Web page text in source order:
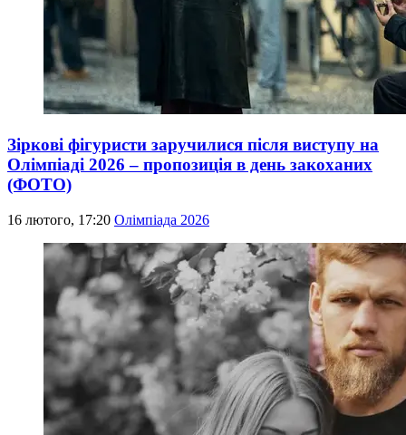
Зіркові фігуристи заручилися після виступу на
Олімпіаді 2026 – пропозиція в день закоханих
(ФОТО)
16 лютого, 17:20 Олімпіада 2026